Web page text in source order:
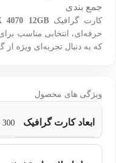
جمع بندی
کارت گرافیک4070 12GB
حرفه‌ای، انتخابی مناسب
که به دنبال تجربه‌ای ویژه از
ویژگی های محصول
ابعاد کارت گرافیک 300 * 120 * 50 میلی‌متر